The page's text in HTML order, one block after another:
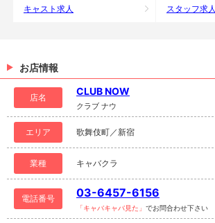
キャスト求人 スタッフ求人
お店情報
店名
CLUB NOW
クラブ ナウ
エリア 歌舞伎町／新宿
業種 キャバクラ
電話番号 03-6457-6156
「キャバキャバ見た」 でお問合わせ下さい